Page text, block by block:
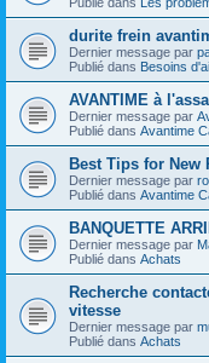
durite frein
Dernier message par
Publié dans Besoins
AVANTIME à
Dernier message par
Publié dans Avantime
Best Tips for New
Dernier message par
Publié dans Avantime
BANQUETTE
Dernier message par
Publié dans Achats
Recherche
vitesse
Dernier message par
Publié dans Achats